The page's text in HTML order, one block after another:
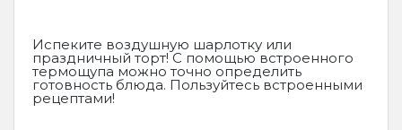
Испеките воздушную шарлотку или
праздничный торт! С помощью встроенного
термощупа можно точно определить
готовность блюда. Пользуйтесь встроенными
рецептами!